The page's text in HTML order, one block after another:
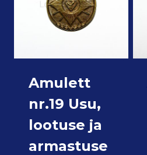
Amulett
nr.19 Usu,
lootuse ja
armastuse